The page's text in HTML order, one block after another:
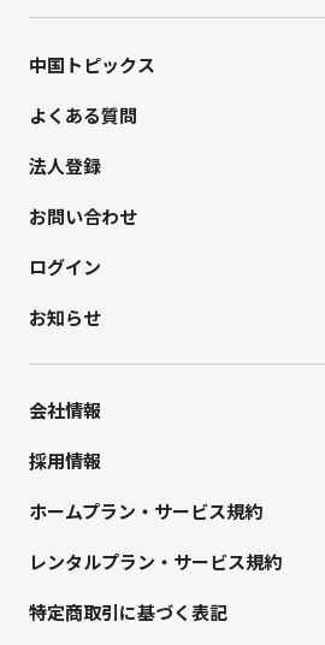
中国トピックス
よくある質問
法人登録
お問い合わせ
ログイン
お知らせ
会社情報
採用情報
ホームプラン・サービス規約
レンタルプラン・サービス規約
特定商取引に基づく表記